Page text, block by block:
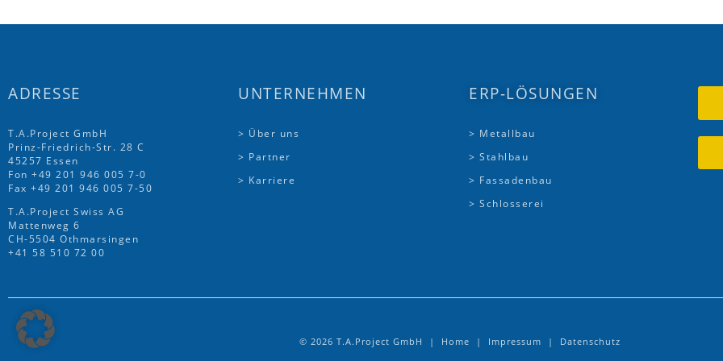
ADRESSE
T.A.Project GmbH
Prinz-Friedrich-Str. 28 C
45257 Essen
Fon +49 201 946 005 7-0
Fax +49 201 946 005 7-50
T.A.Project Swiss AG
Mattenweg 6
CH-5504 Othmarsingen
+41 58 510 72 00
UNTERNEHMEN
> Über uns
> Partner
> Karriere
ERP-LÖSUNGEN
> Metallbau
> Stahlbau
> Fassadenbau
> Schlosserei
© 2026 T.A.Project GmbH | Home | Impressum | Datenschutz